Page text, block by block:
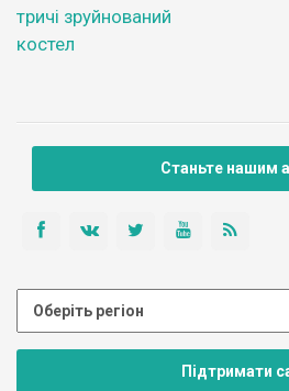
тричі зруйнований
костел
Станьте нашим
Підтримати